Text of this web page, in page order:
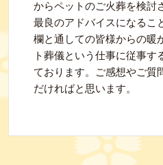
からペットのご火葬を検討
最良のアドバイスになるこ
欄と通しての皆様からの暖
ト葬儀という仕事に従事す
ております。ご感想やご質
だければと思います。